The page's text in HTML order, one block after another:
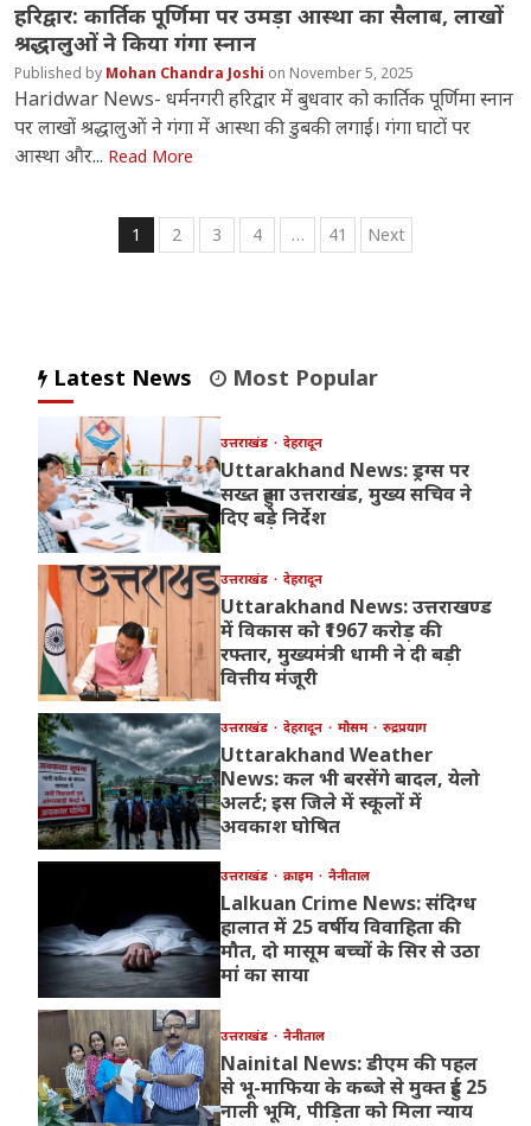
हरिद्वार: कार्तिक पूर्णिमा पर उमड़ा आस्था का सैलाब, लाखों
श्रद्धालुओं ने किया गंगा स्नान
Mohan Chandra Joshi November 5, 2025
Haridwar News- धर्मनगरी हरिद्वार में बुधवार को कार्तिक पूर्णिमा स्नान
पर लाखों श्रद्धालुओं ने गंगा में आस्था की डुबकी लगाई। गंगा घाटों पर
आस्था और... Read More
Posts
1 2 3 4 … 41 Next
Latest News Most Popular
उत्तराखंड देहरादून
Uttarakhand News: ड्रग्स पर
सख्त हुआ उत्तराखंड, मुख्य सचिव ने
दिए बड़े निर्देश
उत्तराखंड देहरादून
Uttarakhand News: उत्तराखण्ड
में विकास को ₹1967 करोड़ की
रफ्तार, मुख्यमंत्री धामी ने दी बड़ी
वित्तीय मंजूरी
उत्तराखंड देहरादून मौसम रुद्रप्रयाग
Uttarakhand Weather
News: कल भी बरसेंगे बादल, येलो
अलर्ट; इस जिले में स्कूलों में
अवकाश घोषित
उत्तराखंड क्राइम नैनीताल
Lalkuan Crime News: संदिग्ध
हालात में 25 वर्षीय विवाहिता की
मौत, दो मासूम बच्चों के सिर से उठा
मां का साया
उत्तराखंड नैनीताल
Nainital News: डीएम की पहल
से भू-माफिया के कब्जे से मुक्त हुई 25
नाली भूमि, पीड़िता को मिला न्याय